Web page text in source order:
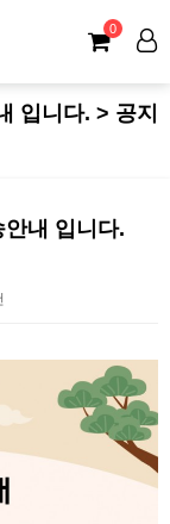
0
입니다. > 공지
내 입니다.